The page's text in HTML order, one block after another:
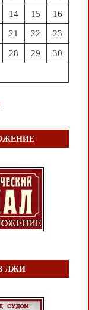
14 15 16
21 22 23
28 29 30
ЛЖИ